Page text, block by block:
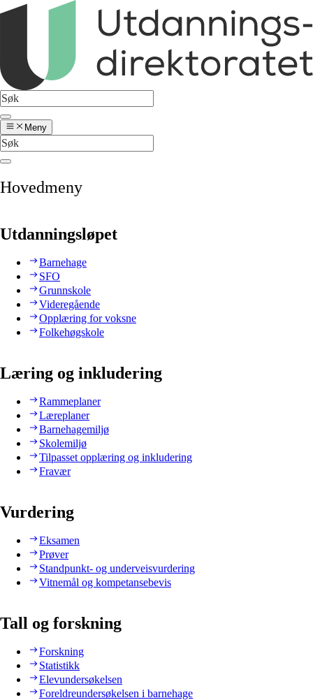
Meny
Hovedmeny
Utdanningsløpet
Barnehage
SFO
Grunnskole
Videregående
Opplæring for voksne
Folkehøgskole
Læring og inkludering
Rammeplaner
Læreplaner
Barnehagemiljø
Skolemiljø
Tilpasset opplæring og inkludering
Fravær
Vurdering
Eksamen
Prøver
Standpunkt- og underveisvurdering
Vitnemål og kompetansebevis
Tall og forskning
Forskning
Statistikk
Elevundersøkelsen
Foreldreundersøkelsen i barnehage